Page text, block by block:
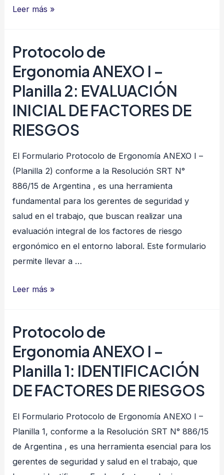
Protocolo
–
Planilla
3:
IDENTIFICACIÓN
DE
CORRECTIVAS
Y
PREVENTIVAS
Leer más »
Protocolo de
Ergonomia ANEXO I –
Planilla 2: EVALUACIÓN
INICIAL DE FACTORES DE
RIESGOS
El Formulario Protocolo de Ergonomía ANEXO I –
(Planilla 2) conforme a la Resolución SRT N°
886/15 de Argentina , es una herramienta
fundamental para los gerentes de seguridad y
salud en el trabajo, que buscan realizar una
evaluación integral de los factores de riesgo
ergonómico en el entorno laboral. Este formulario
permite llevar a …
Protocolo
–
Planilla
2:
EVALUACIÓN
FACTORES
RIESGOS
Leer más »
Protocolo de
Ergonomia ANEXO I –
Planilla 1: IDENTIFICACIÓN
DE FACTORES DE RIESGOS
El Formulario Protocolo de Ergonomía ANEXO I –
Planilla 1, conforme a la Resolución SRT N° 886/15
de Argentina , es una herramienta esencial para los
gerentes de seguridad y salud en el trabajo, que